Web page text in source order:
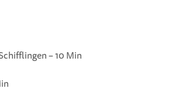
– 10 Min